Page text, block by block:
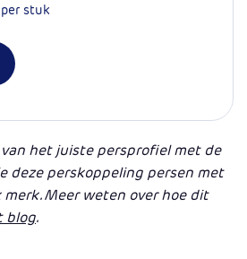
per stuk
het juiste persprofiel met de
deze perskoppeling persen met
Meer weten over hoe dit
blog.